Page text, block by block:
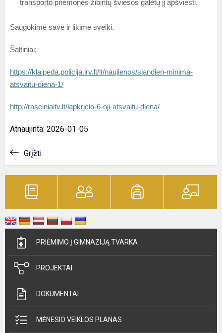
transporto priemonės žibintų šviesos galėtų jį apšviesti.
Saugokime save ir likime sveiki.
Šaltiniai:
https://klaipeda.policija.lrv.lt/lt/naujienos/siandien-minima-
atsvaitu-diena-1/
http://raseiniaitv.lt/lapkricio-6-oji-atsvaitu-diena/
Atnaujinta: 2026-01-05
Grįžti
PRIĖMIMO Į GIMNAZIJĄ TVARKA
PROJEKTAI
DOKUMENTAI
MĖNESIO VEIKLOS PLANAS